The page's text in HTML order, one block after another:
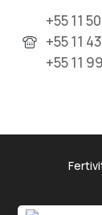
+55 11
+55 11
+55 11